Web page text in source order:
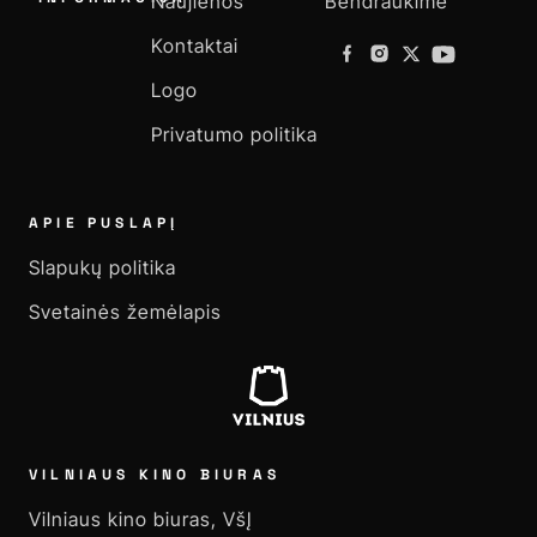
Kontaktai
Logo
Privatumo politika
APIE PUSLAPĮ
Slapukų politika
Svetainės žemėlapis
VILNIAUS KINO BIURAS
Vilniaus kino biuras, VšĮ